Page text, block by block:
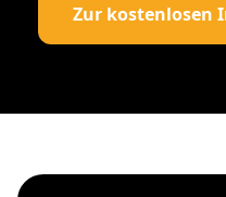
Zur kostenlosen